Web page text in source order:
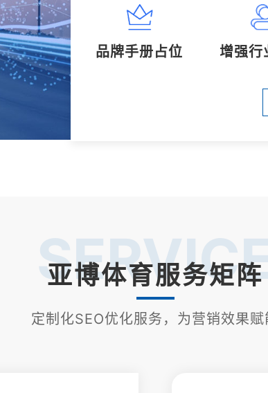
品牌手册占位 增强行
亚博体育服务矩阵
定制化SEO优化服务，为营销效果赋